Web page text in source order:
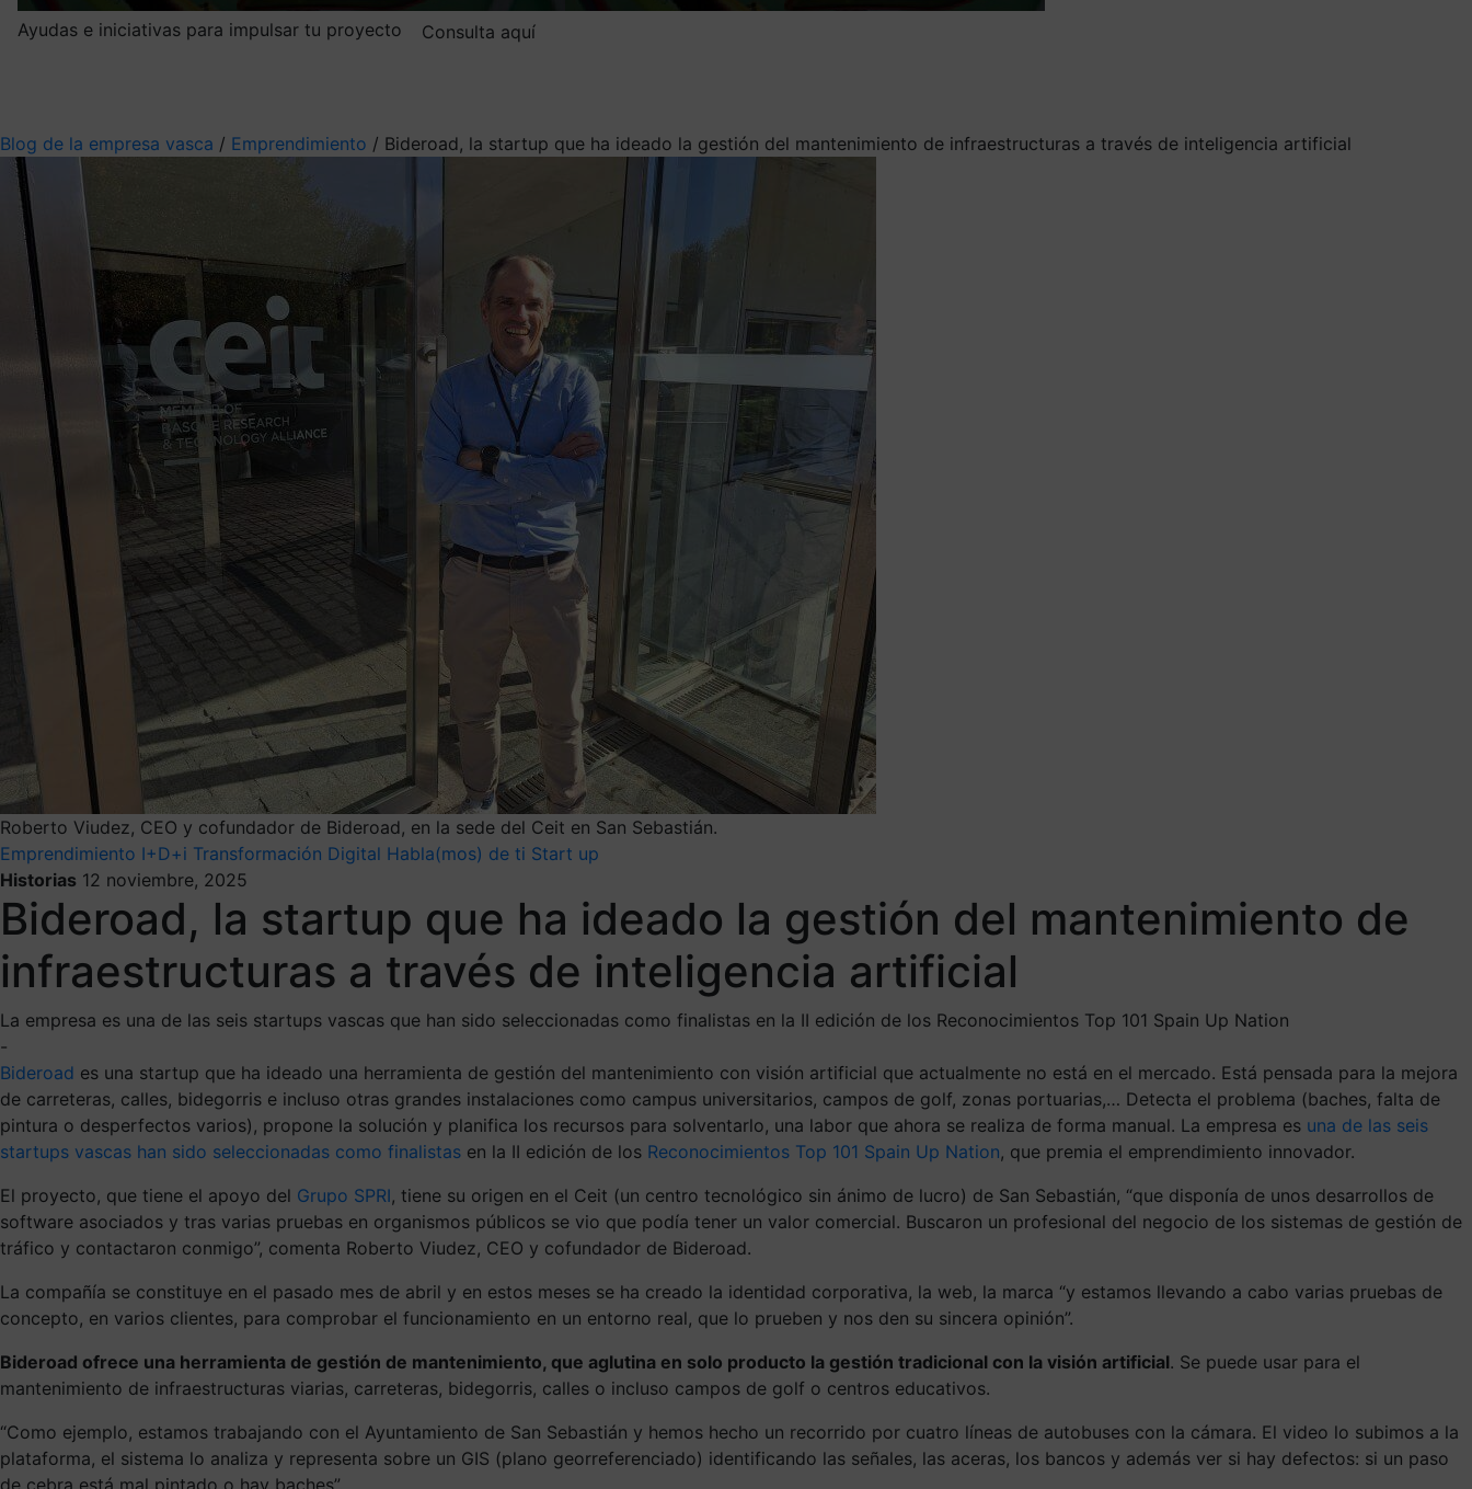
Ayudas e iniciativas para impulsar tu proyecto
Consulta aquí
Blog de la empresa vasca / Emprendimiento / Bideroad, la startup que ha ideado la gestión del mantenimiento de infraestructuras a través de inteligencia artificial
Roberto Viudez, CEO y cofundador de Bideroad, en la sede del Ceit en San Sebastián.
Emprendimiento I+D+i Transformación Digital Habla(mos) de ti Start up
Historias 12 noviembre, 2025
Bideroad, la startup que ha ideado la gestión del mantenimiento de
infraestructuras a través de inteligencia artificial
La empresa es una de las seis startups vascas que han sido seleccionadas como finalistas en la II edición de los Reconocimientos Top 101 Spain Up Nation
-
Bideroad es una startup que ha ideado una herramienta de gestión del mantenimiento con visión artificial que actualmente no está en el mercado. Está pensada para la mejora
de carreteras, calles, bidegorris e incluso otras grandes instalaciones como campus universitarios, campos de golf, zonas portuarias,… Detecta el problema (baches, falta de
pintura o desperfectos varios), propone la solución y planifica los recursos para solventarlo, una labor que ahora se realiza de forma manual. La empresa es una de las seis
startups vascas han sido seleccionadas como finalistas en la II edición de los Reconocimientos Top 101 Spain Up Nation, que premia el emprendimiento innovador.
El proyecto, que tiene el apoyo del Grupo SPRI, tiene su origen en el Ceit (un centro tecnológico sin ánimo de lucro) de San Sebastián, “que disponía de unos desarrollos de
software asociados y tras varias pruebas en organismos públicos se vio que podía tener un valor comercial. Buscaron un profesional del negocio de los sistemas de gestión de
tráfico y contactaron conmigo”, comenta Roberto Viudez, CEO y cofundador de Bideroad.
La compañía se constituye en el pasado mes de abril y en estos meses se ha creado la identidad corporativa, la web, la marca “y estamos llevando a cabo varias pruebas de
concepto, en varios clientes, para comprobar el funcionamiento en un entorno real, que lo prueben y nos den su sincera opinión”.
Bideroad ofrece una herramienta de gestión de mantenimiento, que aglutina en solo producto la gestión tradicional con la visión artificial. Se puede usar para el
mantenimiento de infraestructuras viarias, carreteras, bidegorris, calles o incluso campos de golf o centros educativos.
“Como ejemplo, estamos trabajando con el Ayuntamiento de San Sebastián y hemos hecho un recorrido por cuatro líneas de autobuses con la cámara. El video lo subimos a la
plataforma, el sistema lo analiza y representa sobre un GIS (plano georreferenciado) identificando las señales, las aceras, los bancos y además ver si hay defectos: si un paso
de cebra está mal pintado o hay baches”.